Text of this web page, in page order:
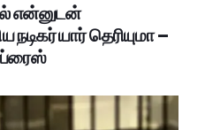
என்னுடன்
நடிகர் யார் தெரியுமா –